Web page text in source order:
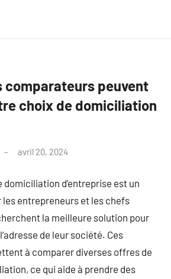
comparateurs peuvent
choix de domiciliation
avril 20, 2024
domiciliation d’entreprise est un
entrepreneurs et les chefs
la meilleure solution pour
de leur société. Ces
à comparer diverses offres de
ce qui aide à prendre des